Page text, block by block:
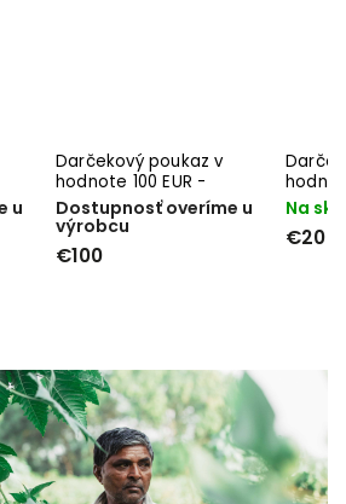
u
Darčekový poukaz v
hodnote 100 EUR -
elektronický
Dostupnosť overíme u
výrobcu
€100
Na
€20